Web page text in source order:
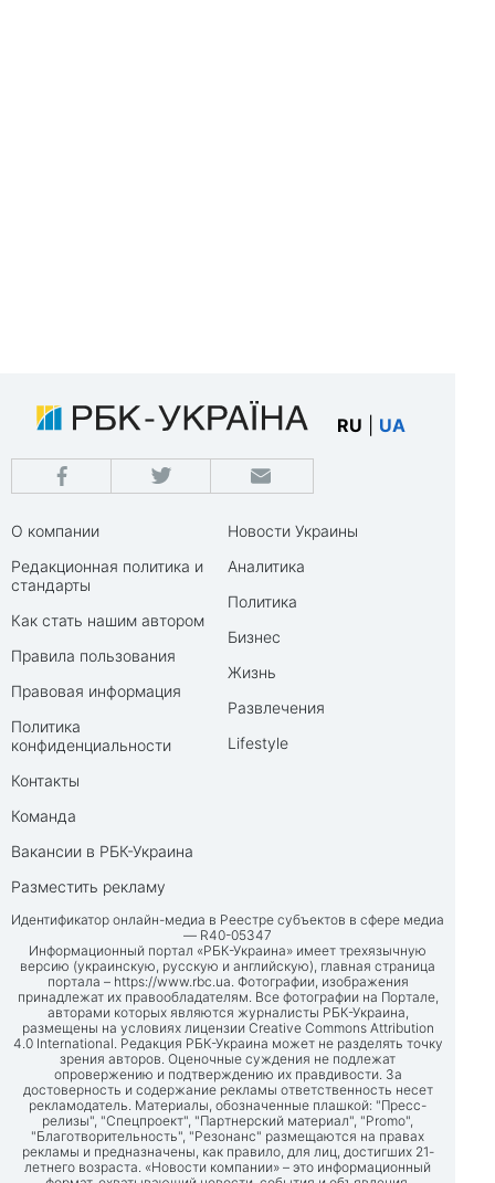
RU UA
О компании
Редакционная политика и
стандарты
Как стать нашим автором
Правила пользования
Правовая информация
Политика
конфиденциальности
Контакты
Команда
Вакансии в РБК-Украина
Разместить рекламу
Новости Украины
Аналитика
Политика
Бизнес
Жизнь
Развлечения
Lifestyle
Идентификатор онлайн-медиа в Реестре субъектов в сфере медиа
— R40-05347
Информационный портал «РБК-Украина» имеет трехязычную
версию (украинскую, русскую и английскую), главная страница
портала – https://www.rbc.ua. Фотографии, изображения
принадлежат их правообладателям. Все фотографии на Портале,
авторами которых являются журналисты РБК-Украина,
размещены на условиях лицензии Creative Commons Attribution
4.0 International. Редакция РБК-Украина может не разделять точку
зрения авторов. Оценочные суждения не подлежат
опровержению и подтверждению их правдивости. За
достоверность и содержание рекламы ответственность несет
рекламодатель. Материалы, обозначенные плашкой: "Пресс-
релизы", "Спецпроект", "Партнерский материал", "Promo",
"Благотворительность", "Резонанс" размещаются на правах
рекламы и предназначены, как правило, для лиц, достигших 21-
летнего возраста. «Новости компании» – это информационный